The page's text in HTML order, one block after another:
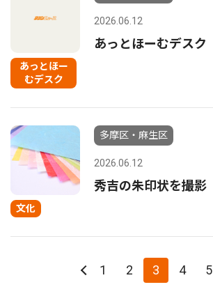
あっとほー
むデスク
2026.06.12
あっとほーむデスク
文化
多摩区・麻生区
2026.06.12
秀吉の朱印状を撮影
1 2 3 4 5